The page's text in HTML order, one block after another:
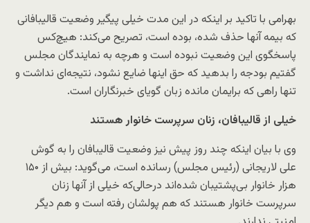
بهرامی با تاکید بر اینکه در این مدت خیلی پیگیر وضعیت قالیبافانی
که بیمه آنها حذف شده، بوده است، تصریح می‌کند: هیچ‌کس
پاسخگوی این وضعیت نبوده است و هرچه به نمایندگان مجلس
گفتیم بودجه را بدهید که حق اینها ضایع نشود، نتیجه‌ای نداشت و
تنها راهی که برایمان مانده زبان گویای خبرنگاران است.
خیلی از قالیبافان، زنان سرپرست خانوار هستند
وی با بیان اینکه چند روز پیش نیز وضعیت قالیبافان را به گوش
علی لاریجانی (رئیس مجلس) رسانده است، می‌گوید:‌ بیش از ۱۵۰
هزار خانوار بی‌‌پشتیبان شده‌اند درحالی‌که خیلی از آنها زنان
سرپرست خانوار هستند که هم پولشان رفته است و هم دیگر